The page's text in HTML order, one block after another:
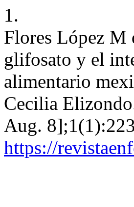
1.
Flores López M
glifosato y el
alimentario
Cecilia
Aug.
https://